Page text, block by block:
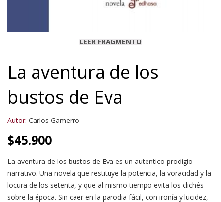
LEER FRAGMENTO
La aventura de los
bustos de Eva
Autor: Carlos Gamerro
$45.900
La aventura de los bustos de Eva es un auténtico prodigio
narrativo. Una novela que restituye la potencia, la voracidad y la
locura de los setenta, y que al mismo tiempo evita los clichés
sobre la época. Sin caer en la parodia fácil, con ironía y lucidez,